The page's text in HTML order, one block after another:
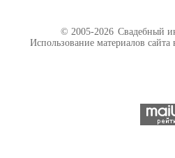
© 2005-2026 Свадебный
Использование материалов